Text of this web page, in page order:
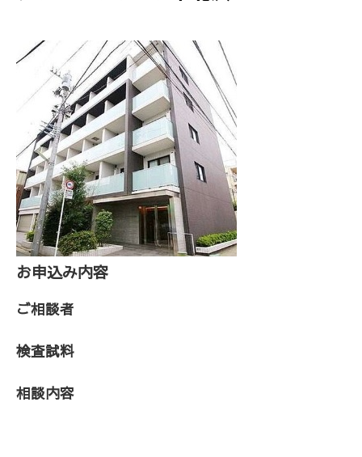
お申込み内容
ご相談者
検査試料
相談内容